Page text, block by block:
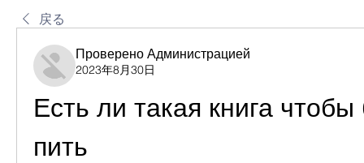
戻る
Проверено Администрацией
2023年8月30日
Есть ли такая книга чтобы
пить